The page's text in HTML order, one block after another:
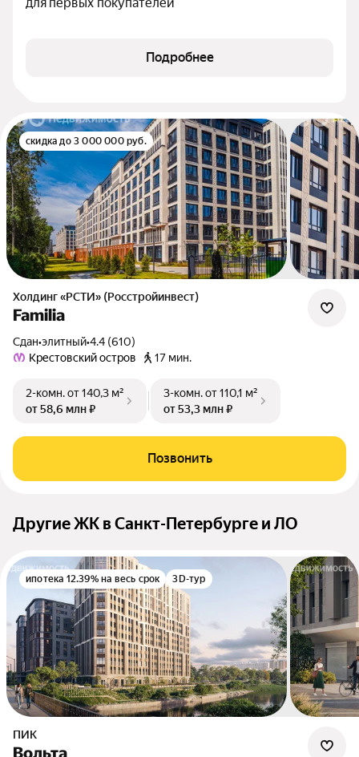
Подробнее
скидка до 3 000 000 руб.
Холдинг «РСТИ» (Росстройинвест)
Familia
Сдан•элитный•4.4 (610)
Крестовский остров
17 мин.
2-комн.от 140,3 м²
от 58,6 млн ₽
3-комн.от 110,1 м²
от 53,3 млн ₽
Позвонить
Другие ЖК в Санкт-Петербурге и ЛО
ипотека 12.39% на весь срок 3D-тур
ПИК
Вольта